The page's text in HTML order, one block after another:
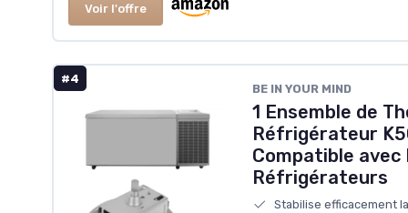
Voir l'offre
#4
BE IN YOUR MIND
1 Ensemble de
Réfrigérateur
Compatible avec
Réfrigérateurs
Stabilise efficacement